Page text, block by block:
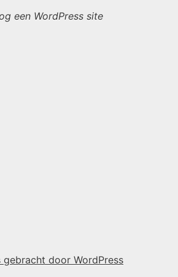
een WordPress site
door WordPress